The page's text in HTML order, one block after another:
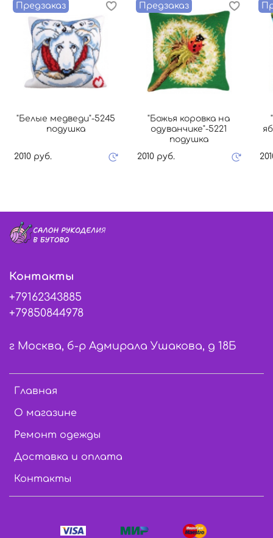
Предзаказ
"Белые медведи"-5245
подушка
2010 руб.
Предзаказ
"Божья коровка на
одуванчике"-5221
подушка
2010 руб.
Главная
О магазине
Ремонт одежды
Доставка и оплата
Контакты
Контакты
+79162343885
+79850844978
г Москва, б-р Адмирала Ушакова, д 18Б